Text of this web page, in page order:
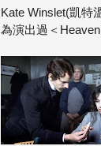
Kate Winslet(凱特
為演出過＜